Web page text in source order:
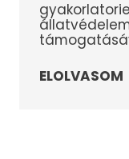
ELOLVASOM